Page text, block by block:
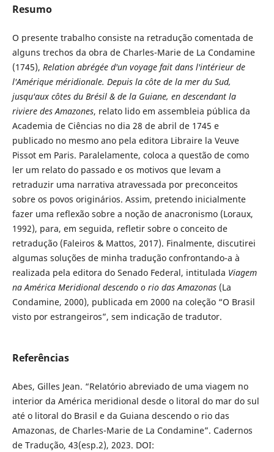
Resumo
O presente trabalho consiste na retradução comentada de
alguns trechos da obra de Charles-Marie de La Condamine
(1745), Relation abrégée d'un voyage fait dans l'intérieur de
l'Amérique méridionale. Depuis la côte de la mer du Sud,
jusqu'aux côtes du Brésil & de la Guiane, en descendant la
riviere des Amazones, relato lido em assembleia pública da
Academia de Ciências no dia 28 de abril de 1745 e
publicado no mesmo ano pela editora Libraire la Veuve
Pissot em Paris. Paralelamente, coloca a questão de como
ler um relato do passado e os motivos que levam a
retraduzir uma narrativa atravessada por preconceitos
sobre os povos originários. Assim, pretendo inicialmente
fazer uma reflexão sobre a noção de anacronismo (Loraux,
1992), para, em seguida, refletir sobre o conceito de
retradução (Faleiros & Mattos, 2017). Finalmente, discutirei
algumas soluções de minha tradução confrontando-a à
realizada pela editora do Senado Federal, intitulada Viagem
na América Meridional descendo o rio das Amazonas(La
Condamine, 2000), publicada em 2000 na coleção “O Brasil
visto por estrangeiros”, sem indicação de tradutor.
Referências
Abes, Gilles Jean. “Relatório abreviado de uma viagem no
interior da América meridional desde o litoral do mar do sul
até o litoral do Brasil e da Guiana descendo o rio das
Amazonas, de Charles-Marie de La Condamine”. Cadernos
de Tradução, 43(esp.2), 2023. DOI: